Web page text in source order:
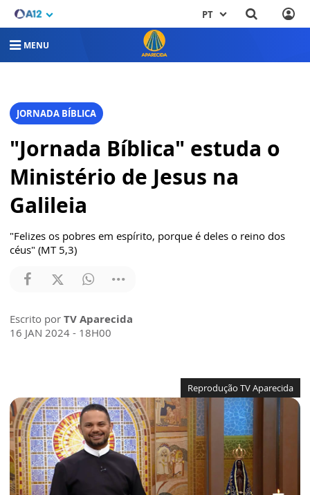
PT
MENU
JORNADA BÍBLICA
"Jornada Bíblica" estuda o
Ministério de Jesus na
Galileia
"Felizes os pobres em espírito, porque é deles o reino dos
céus" (MT 5,3)
Escrito por TV Aparecida
16 JAN 2024 - 18H00
Reprodução TV Aparecida